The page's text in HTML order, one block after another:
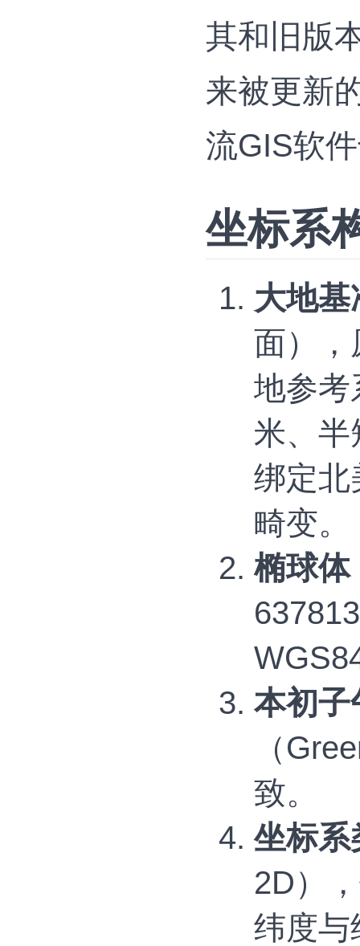
其和旧版
来被更新
流GIS软
坐标系
大地基
面）‌，
地参考
米、半
绑定北
畸变。
椭球
本初
（
致。
坐标系
2D）
纬度与